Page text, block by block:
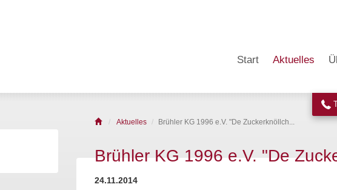
Start Aktuelles
Aktuelles Brühler KG 1996 e.V. "De Zuckerknöllch...
Brühler KG 1996 e.V. "De
24.11.2014